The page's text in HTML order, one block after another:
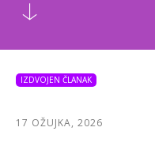
IZDVOJEN ČLANAK
17 OŽUJKA, 2026